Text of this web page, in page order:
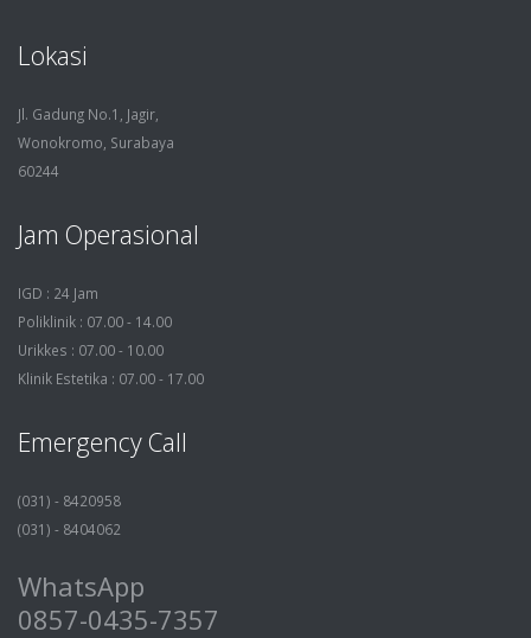
Lokasi
Jl. Gadung No.1, Jagir,
Wonokromo, Surabaya
60244
Jam Operasional
IGD : 24 Jam
Poliklinik : 07.00 - 14.00
Urikkes : 07.00 - 10.00
Klinik Estetika : 07.00 - 17.00
Emergency Call
(031) - 8420958
(031) - 8404062
WhatsApp
0857-0435-7357